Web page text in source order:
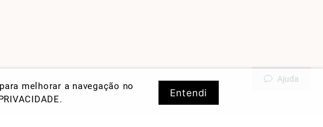
melhorar a navegação no
.
Entendi
Ajuda